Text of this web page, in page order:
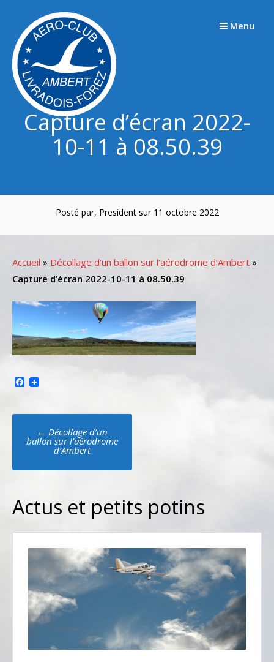
contenu
Menu
Capture d’écran 2022-
10-11 à 08.50.39
Posté par, President sur 11 octobre 2022
Accueil » Décollage d’un ballon sur l’aérodrome d’Ambert »
Capture d’écran 2022-10-11 à 08.50.39
Facebook
Poste
navigation
← Décollage d’un
ballon sur l’aérodrome
d’Ambert
Actus et petits potins